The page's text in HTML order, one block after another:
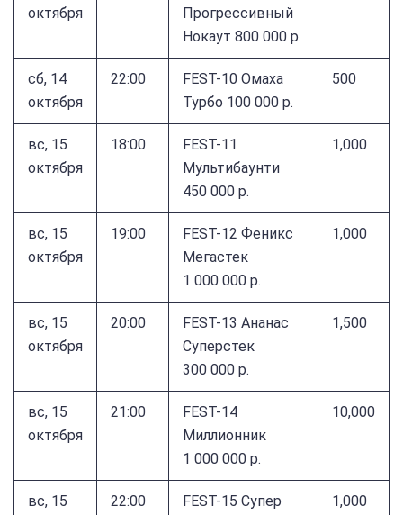
октября
Прогрессивный
Нокаут 800 000 р.
сб, 14
октября
22:00
FEST-10 Омаха
Турбо 100 000 р.
500
вс, 15
октября
18:00
FEST-11
Мультибаунти
450 000 р.
1,000
вс, 15
октября
19:00
FEST-12 Феникс
Мегастек
1 000 000 р.
1,000
вс, 15
октября
20:00
FEST-13 Ананас
Суперстек
300 000 р.
1,500
вс, 15
октября
21:00
FEST-14
Миллионник
1 000 000 р.
10,000
вс, 15
22:00
FEST-15 Супер
1,000